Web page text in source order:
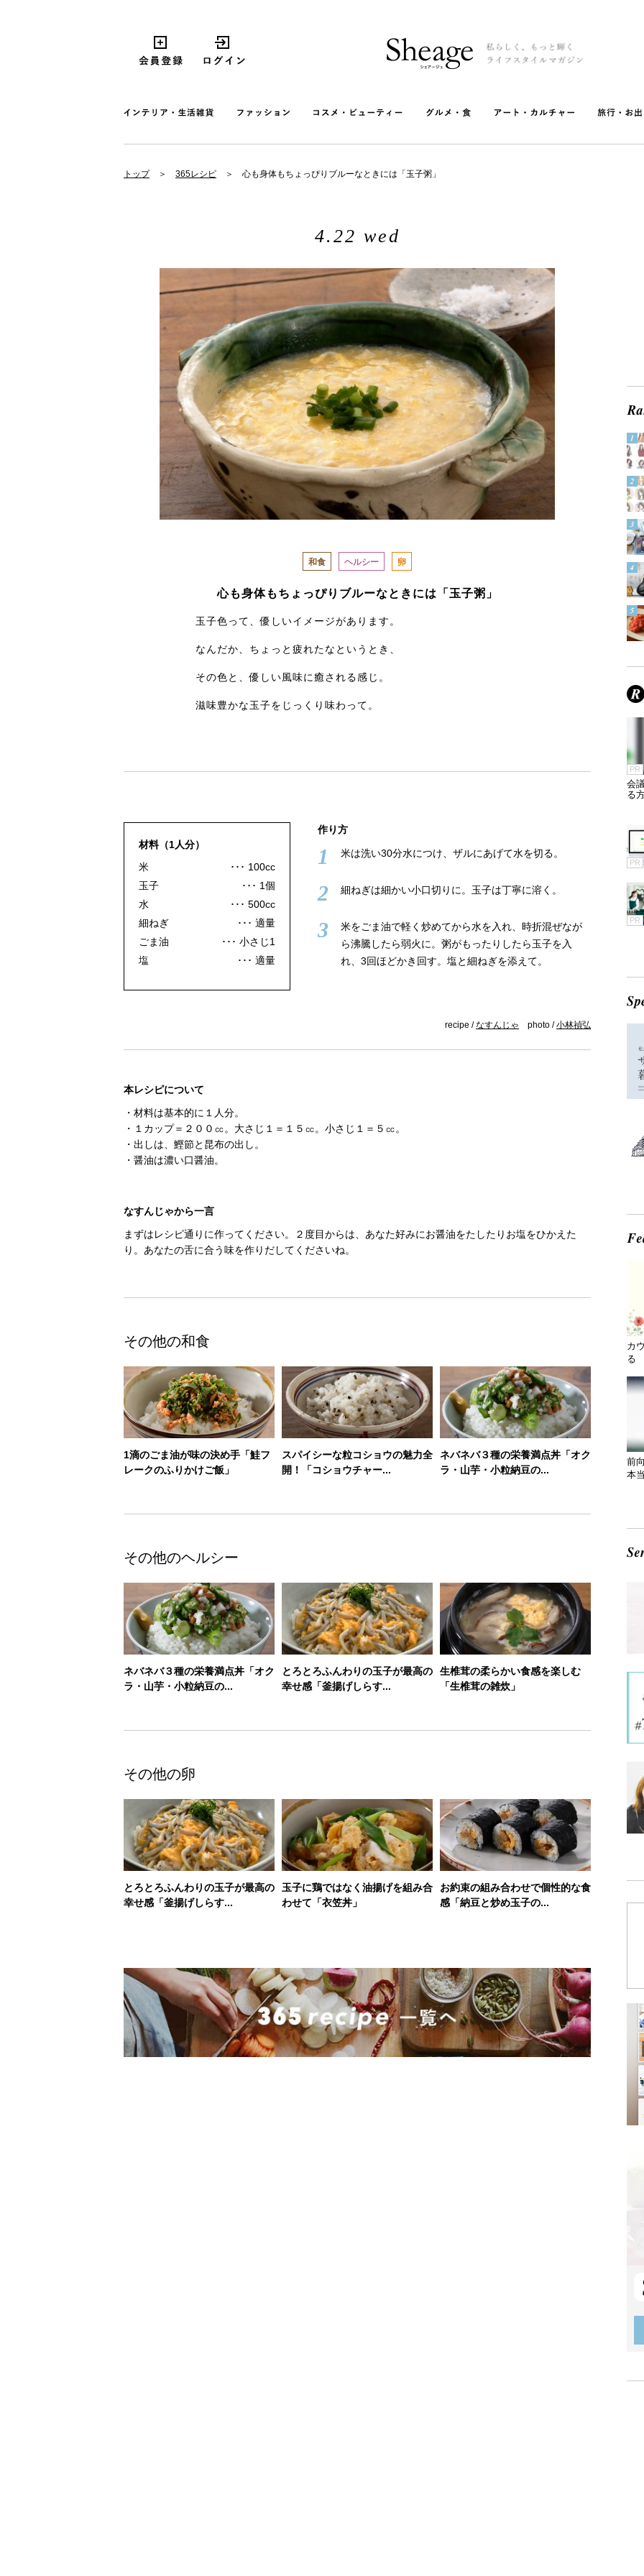
トップ 365レシピ 心も身体もちょっぴりブルーなときには「玉子粥」
4.22 wed
和食 ヘルシー 卵
心も身体もちょっぴりブルーなときには「玉子粥」
玉子色って、優しいイメージがあります。
なんだか、ちょっと疲れたなというとき、
その色と、優しい風味に癒される感じ。
滋味豊かな玉子をじっくり味わって。
材料（1人分）
米
100cc
玉子
1個
水
500cc
細ねぎ
適量
ごま油
小さじ1
塩
適量
作り方
1 米は洗い30分水につけ、ザルにあげて水を切る。
2 細ねぎは細かい小口切りに。玉子は丁寧に溶く。
3
米をごま油で軽く炒めてから水を入れ、時折混ぜなが
ら沸騰したら弱火に。粥がもったりしたら玉子を入
れ、3回ほどかき回す。塩と細ねぎを添えて。
recipe /なすんじゃ photo /小林禎弘
本レシピについて
・材料は基本的に１人分。
・１カップ＝２００㏄。大さじ１＝１５㏄。小さじ１＝５㏄。
・出しは、鰹節と昆布の出し。
・醤油は濃い口醤油。
なすんじゃから一言
まずはレシピ通りに作ってください。２度目からは、あなた好みにお醤油をたしたりお塩をひかえた
り。あなたの舌に合う味を作りだしてくださいね。
その他の和食
1滴のごま油が味の決め手「鮭フ
レークのふりかけご飯」
スパイシーな粒コショウの魅力全
開！「コショウチャー...
ネバネバ３種の栄養満点丼「オク
ラ・山芋・小粒納豆の...
その他のヘルシー
ネバネバ３種の栄養満点丼「オク
ラ・山芋・小粒納豆の...
とろとろふんわりの玉子が最高の
幸せ感「釜揚げしらす...
生椎茸の柔らかい食感を楽しむ
「生椎茸の雑炊」
その他の卵
とろとろふんわりの玉子が最高の
幸せ感「釜揚げしらす...
玉子に鶏ではなく油揚げを組み合
わせて「衣笠丼」
お約束の組み合わせで個性的な食
感「納豆と炒め玉子の...
PR
会
る
PR
PR
カ
る
前
本